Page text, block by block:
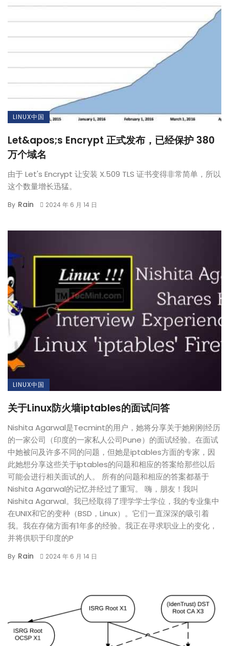
LINUX中国
Let&apos;s Encrypt 正式发布，已经保护 380
万个域名
由于 Let's Encrypt 让安装 X.509 TLS 证书变得非常简单，所以
这个数量增长迅猛。
By Rain 2024 年 6 月 14 日
LINUX中国
关于Linux防火墙iptables的面试问答
Nishita Agarwal是Tecmint的用户，她将分享关于她刚刚经历
的一家公司（印度的一家私人公司Pune）的面试经验。在面试
中她被问及许多不同的问题，但她是iptables方面的专家，因
此她想分享这些关于iptables的问题和相应的答案给那些以后
可能会进行相关面试的人。 所有的问题和相应的答案都基于
Nishita Agarwal的记忆并经过了重写。 嗨，朋友！我叫
Nishita Agarwal。我已经取得了理学学士学位，我的专业集中
在UNIX和它的变种（BSD，Linux）。它们一直深深的吸引着
我。我在存储方面有1年多的经验。我正在寻求职业上的变化，
并将供职于印度的P
By Rain 2024 年 6 月 14 日